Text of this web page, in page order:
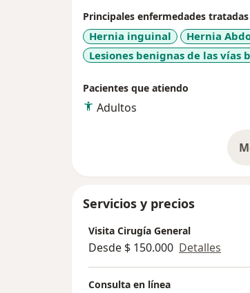
Principales enfermedades tratadas
Hernia inguinal Hernia
Lesiones benignas de las vías
Pacientes que atiendo
Adultos
Servicios y precios
Visita Cirugía General
Desde $ 150.000 Detalles
Consulta en línea